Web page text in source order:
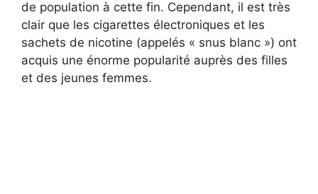
de population à cette fin. Cependant, il est très
clair que les cigarettes électroniques et les
sachets de nicotine (appelés « snus blanc ») ont
acquis une énorme popularité auprès des filles
et des jeunes femmes.